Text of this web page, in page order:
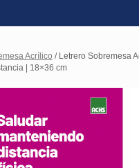
Acrílico / Letrero Sobremesa
| 18×36 cm